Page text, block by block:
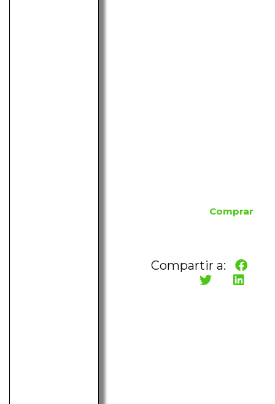
Comprar
Compartir a: